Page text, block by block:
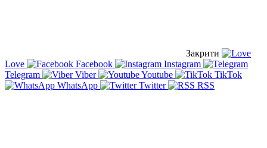
Закрити
Love
Facebook
Instagram
Telegram
Viber Youtube
TikTok
WhatsApp
Twitter RSS